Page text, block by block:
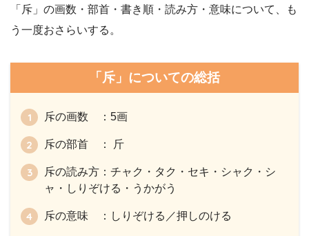
「斥」の画数・部首・書き順・読み方・意味について、も
う一度おさらいする。
「斥」についての総括
斥の画数 ：5画
斥の部首 ： 斤
斥の読み方：チャク・タク・セキ・シャク・シ
ャ・しりぞける・うかがう
斥の意味 ：しりぞける／押しのける